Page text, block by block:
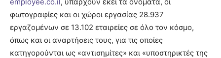
φωτογραφίες και οι χώροι εργασίας 28.937
εργαζομένων σε 13.102 εταιρείες σε όλο τον κόσμο,
όπως και οι αναρτήσεις τους, για τις οποίες
κατηγορούνται ως «αντισημίτες» και «υποστηρικτές της